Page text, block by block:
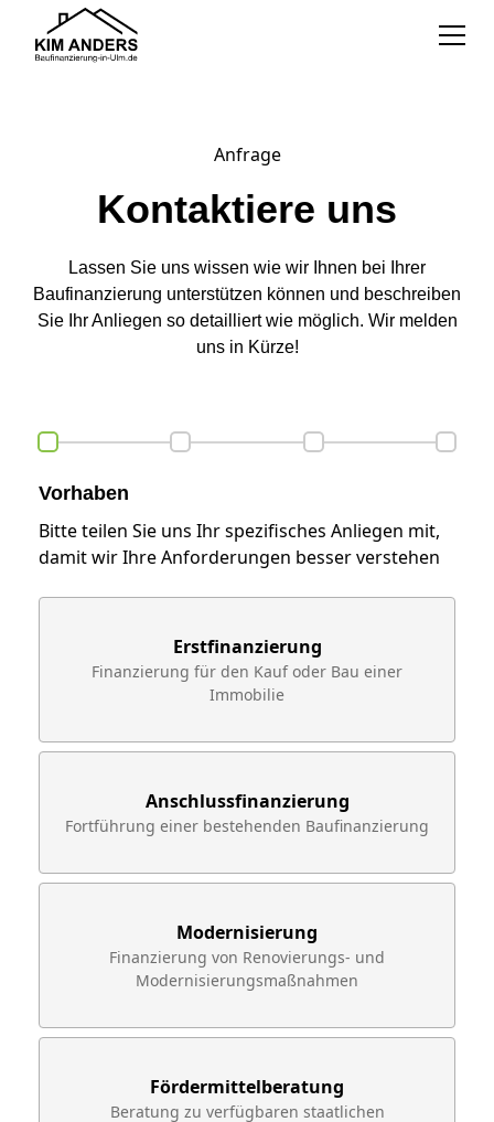
Anfrage
Kontaktiere uns
Lassen Sie uns wissen wie wir Ihnen bei Ihrer
Baufinanzierung unterstützen können und beschreiben
Sie Ihr Anliegen so detailliert wie möglich. Wir melden
uns in Kürze!
Vorhaben
Bitte teilen Sie uns Ihr spezifisches Anliegen mit,
damit wir Ihre Anforderungen besser verstehen
Erstfinanzierung
Finanzierung für den Kauf oder Bau einer
Immobilie
Anschlussfinanzierung
Fortführung einer bestehenden Baufinanzierung
Modernisierung
Finanzierung von Renovierungs- und
Modernisierungsmaßnahmen
Fördermittelberatung
Beratung zu verfügbaren staatlichen